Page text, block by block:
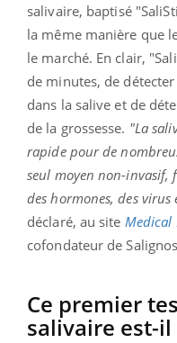
salivaire, baptisé
la même manière que
le marché. En clair,
de minutes, de
dans la salive et de
de la grossesse. "La
rapide pour de
seul moyen non-invasif,
des hormones, des virus
déclaré, au site Medical
cofondateur de
Ce premier
salivaire est-il